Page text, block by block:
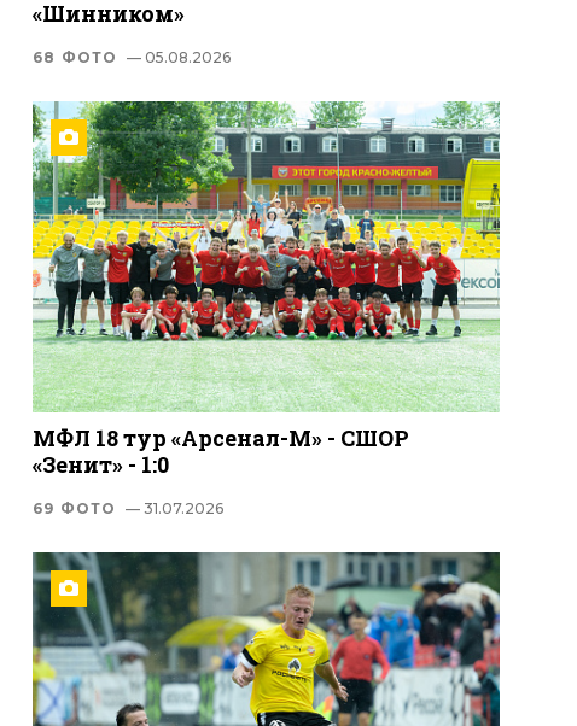
«Шинником»
68 ФОТО — 05.08.2026
МФЛ 18 тур «Арсенал-М» - СШОР
«Зенит» - 1:0
69 ФОТО — 31.07.2026